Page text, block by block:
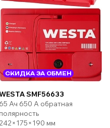
СКИДКА ЗА ОБМЕН
SMF56633
65 Ач 650 А обратная
242×175×190 мм